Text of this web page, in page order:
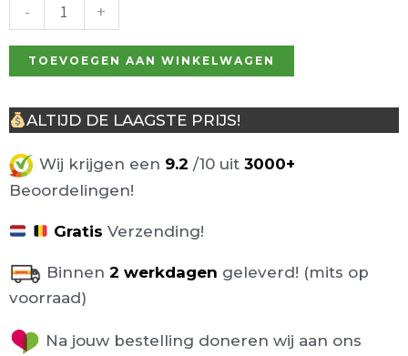
-
aantal
+
TOEVOEGEN AAN WINKELWAGEN
ALTIJD DE LAAGSTE PRIJS!
Wij krijgen een 9.2 /10 uit 3000+
Beoordelingen!
Gratis Verzending!
Binnen 2 werkdagen geleverd! (mits op
voorraad)
Na jouw bestelling doneren wij aan ons